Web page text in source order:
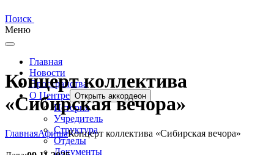
Поиск
Меню
Главная
Новости
Пространства
О Центре Открыть аккордеон
История
Учредитель
Структура
Отделы
Документы
Концерт коллектива
«Сибирская вечора»
ГлавнаяАфишаКонцерт коллектива «Сибирская вечора»